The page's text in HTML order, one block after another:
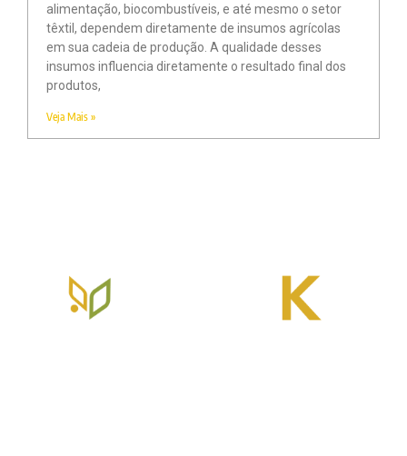
alimentação, biocombustíveis, e até mesmo o setor
têxtil, dependem diretamente de insumos agrícolas
em sua cadeia de produção. A qualidade desses
insumos influencia diretamente o resultado final dos
produtos,
Veja Mais »